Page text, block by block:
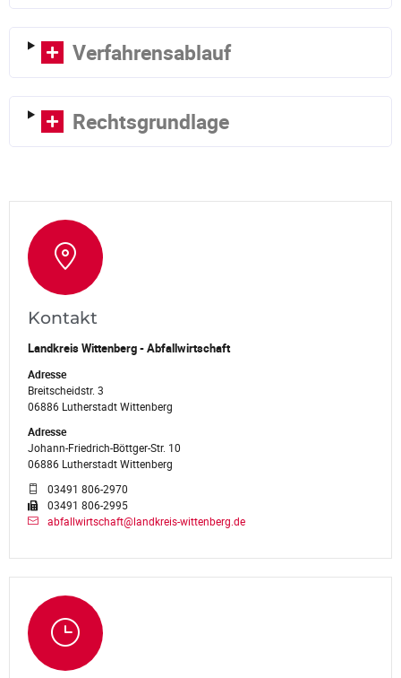
Verfahrensablauf
Rechtsgrundlage
Kontakt
Landkreis Wittenberg - Abfallwirtschaft
Adresse
Breitscheidstr. 3
06886 Lutherstadt Wittenberg
Adresse
Johann-Friedrich-Böttger-Str. 10
06886 Lutherstadt Wittenberg
03491 806-2970
03491 806-2995
abfallwirtschaft@landkreis-wittenberg.de